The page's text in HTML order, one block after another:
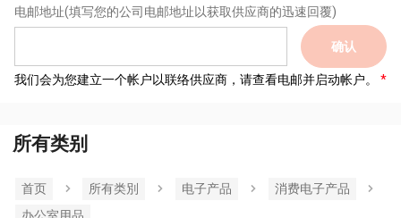
电邮地址(填写您的公司电邮地址以获取供应商的迅速回覆)
确认
我们会为您建立一个帐户以联络供应商，请查看电邮并启动帐户。
所有类别
首页 所有类別 电子产品
消费电子产品